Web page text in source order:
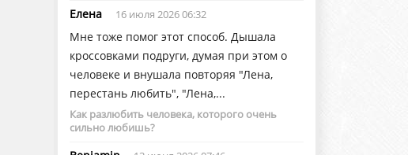
Елена 16 июля 2026 06:32
Мне тоже помог этот способ. Дышала
кроссовками подруги, думая при этом о
человеке и внушала повторяя "Лена,
перестань любить", "Лена,...
Как разлюбить человека, которого очень
сильно любишь?